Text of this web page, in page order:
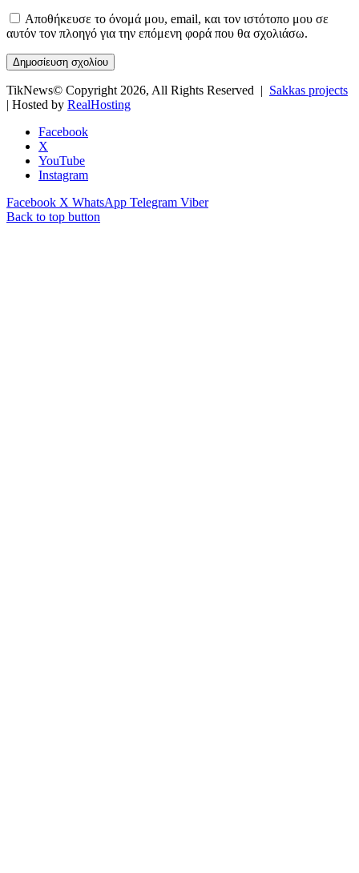
Αποθήκευσε το όνομά μου, email, και τον ιστότοπο μου σε
αυτόν τον πλοηγό για την επόμενη φορά που θα σχολιάσω.
TikNews© Copyright 2026, All Rights Reserved | Sakkas projects
| Hosted by RealHosting
Facebook
X
YouTube
Instagram
Facebook X WhatsApp Telegram Viber
Back to top button